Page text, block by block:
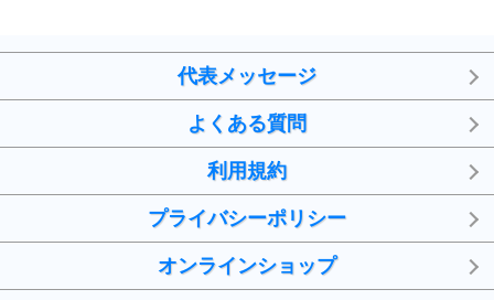
代表メッセージ
よくある質問
利用規約
プライバシーポリシー
オンラインショップ